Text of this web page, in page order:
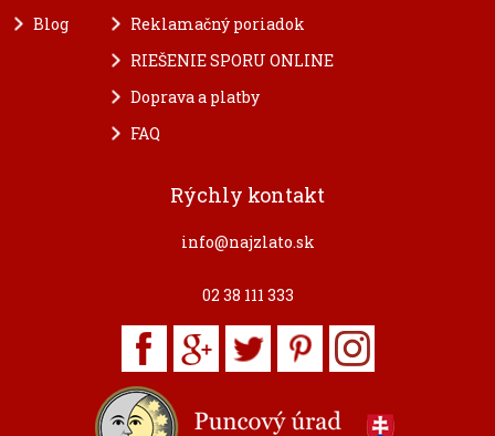
Blog
Reklamačný poriadok
RIEŠENIE SPORU ONLINE
Doprava a platby
FAQ
Rýchly kontakt
info@najzlato.sk
02 38 111 333